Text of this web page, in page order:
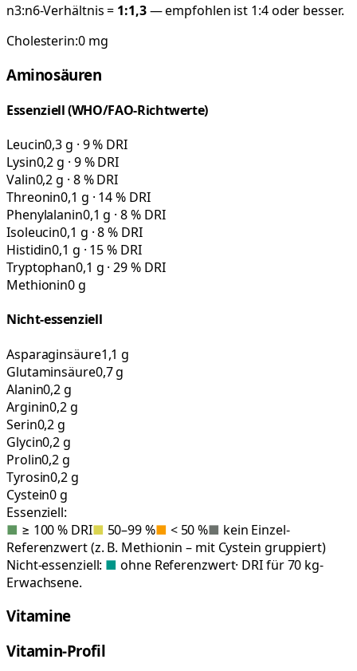
n3:n6-Verhältnis = 1:1,3— empfohlen ist 1:4 oder besser.
Cholesterin:0mg
Aminosäuren
Essenziell (WHO/FAO-Richtwerte)
Leucin0,3 g · 9 % DRI
Lysin0,2 g · 9 % DRI
Valin0,2 g · 8 % DRI
Threonin0,1 g · 14 % DRI
Phenylalanin0,1 g · 8 % DRI
Isoleucin0,1 g · 8 % DRI
Histidin0,1 g · 15 % DRI
Tryptophan0,1 g · 29 % DRI
Methionin0 g
Nicht-essenziell
Asparaginsäure1,1 g
Glutaminsäure0,7 g
Alanin0,2 g
Arginin0,2 g
Serin0,2 g
Glycin0,2 g
Prolin0,2 g
Tyrosin0,2 g
Cystein0 g
Essenziell:
■ ≥ 100 % DRI■ 50–99 %■ < 50 %■ kein Einzel-
Referenzwert (z. B. Methionin – mit Cystein gruppiert)
Nicht-essenziell: ■ ohne Referenzwert· DRI für 70 kg-
Erwachsene.
Vitamine
Vitamin-Profil